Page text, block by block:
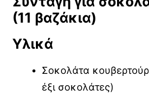
(11 βαζάκια)
Υλικά
Σοκολάτα
έξι σοκολάτες)